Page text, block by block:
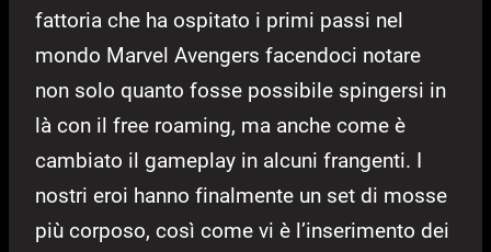
fattoria che ha ospitato i primi passi nel
mondo Marvel Avengers facendoci notare
non solo quanto fosse possibile spingersi in
là con il free roaming, ma anche come è
cambiato il gameplay in alcuni frangenti. I
nostri eroi hanno finalmente un set di mosse
più corposo, così come vi è l’inserimento dei